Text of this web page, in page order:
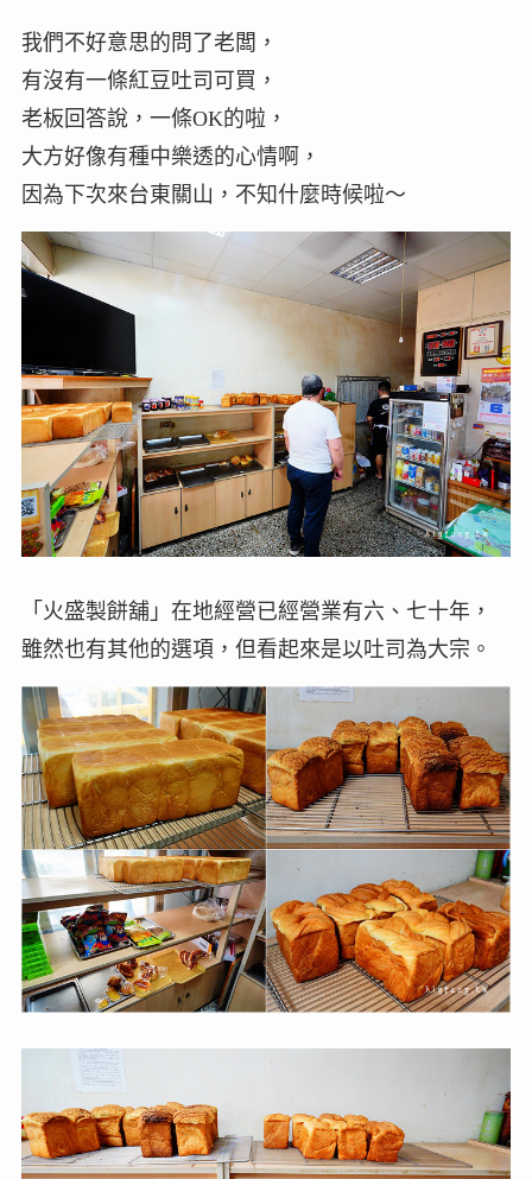
我們不好意思的問了老闆，
有沒有一條紅豆吐司可買，
老板回答說，一條OK的啦，
大方好像有種中樂透的心情啊，
因為下次來台東關山，不知什麼時候啦～
「火盛製餅舖」在地經營已經營業有六、七十年，
雖然也有其他的選項，但看起來是以吐司為大宗。